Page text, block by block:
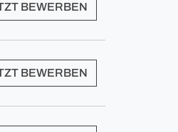
BEWERBEN
BEWERBEN